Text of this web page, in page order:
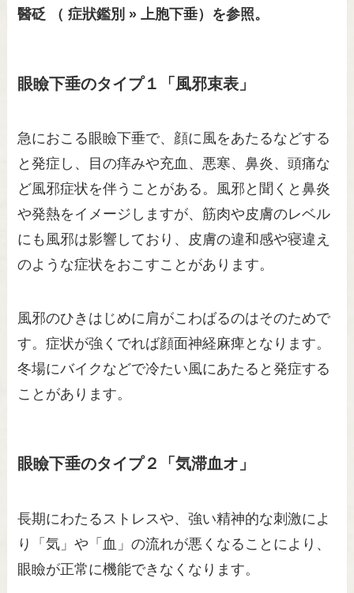
醫砭 （ 症狀鑑別 » 上胞下垂）を参照。
眼瞼下垂のタイプ１「風邪束表」
急におこる眼瞼下垂で、顔に風をあたるなどする
と発症し、目の痒みや充血、悪寒、鼻炎、頭痛な
ど風邪症状を伴うことがある。風邪と聞くと鼻炎
や発熱をイメージしますが、筋肉や皮膚のレベル
にも風邪は影響しており、皮膚の違和感や寝違え
のような症状をおこすことがあります。
風邪のひきはじめに肩がこわばるのはそのためで
す。症状が強くでれば顔面神経麻痺となります。
冬場にバイクなどで冷たい風にあたると発症する
ことがあります。
眼瞼下垂のタイプ２「気滞血オ」
長期にわたるストレスや、強い精神的な刺激によ
り「気」や「血」の流れが悪くなることにより、
眼瞼が正常に機能できなくなります。